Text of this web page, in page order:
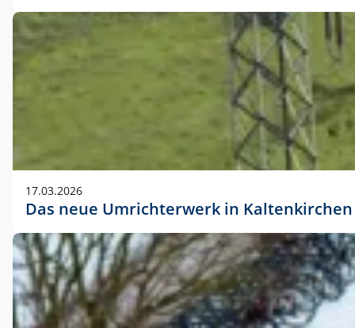
17.03.2026
Das neue Umrichterwerk in Kaltenkirchen